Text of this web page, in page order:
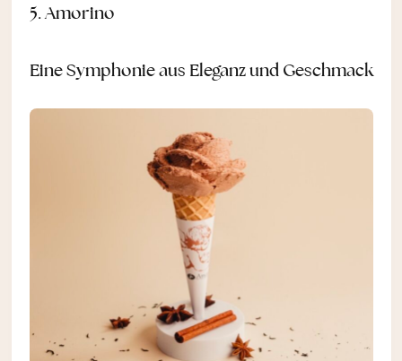
5. Amorino
Eine Symphonie aus Eleganz und Geschmack